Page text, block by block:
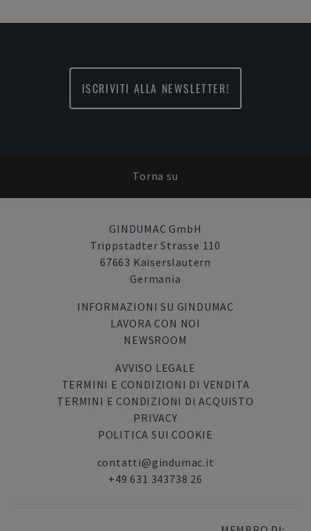
ISCRIVITI ALLA NEWSLETTER!
Torna su
GINDUMAC GmbH
Trippstadter Strasse 110
67663 Kaiserslautern
Germania
INFORMAZIONI SU GINDUMAC
LAVORA CON NOI
NEWSROOM
AVVISO LEGALE
TERMINI E CONDIZIONI DI VENDITA
TERMINI E CONDIZIONI DI ACQUISTO
PRIVACY
POLITICA SUI COOKIE
contatti@gindumac.it
+49 631 343738 26